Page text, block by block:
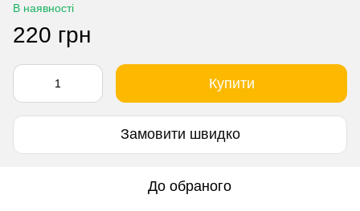
В наявності
220 грн
Купити
Замовити швидко
До обраного